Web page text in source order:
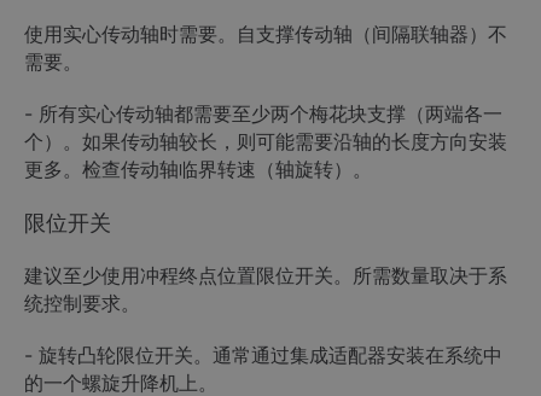
使用实心传动轴时需要。自支撑传动轴（间隔联轴器）不
需要。
- 所有实心传动轴都需要至少两个梅花块支撑（两端各一
个）。如果传动轴较长，则可能需要沿轴的长度方向安装
更多。检查传动轴临界转速（轴旋转）。
限位开关
建议至少使用冲程终点位置限位开关。所需数量取决于系
统控制要求。
- 旋转凸轮限位开关。通常通过集成适配器安装在系统中
的一个螺旋升降机上。